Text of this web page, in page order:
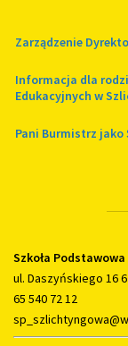
Zarządzenie
Informacja dla
Edukacyjnych w
Pani Burmistrz jako
Szkoła Podstawowa
ul. Daszyńskiego 16
65 540 72 12